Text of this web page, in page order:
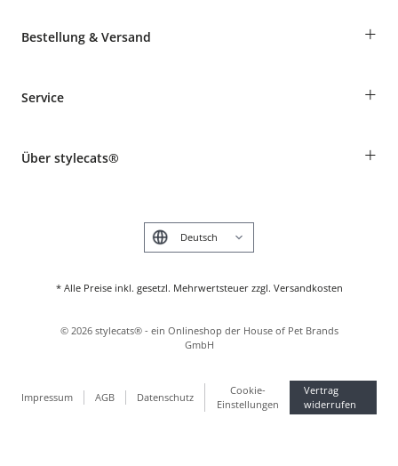
Bestellung & Versand +
Informationen zur Lieferung
Produkte reklamieren und zurücksenden
Service +
Tierkrankenversicherung
Über stylecats® +
* Alle Preise inkl. gesetzl. Mehrwertsteuer zzgl. Versandkosten
English
Impressum AGB Datenschutz
Cookie-
Einstellungen
Vertrag
widerrufen
© 2026 stylecats® - ein Onlineshop der House of Pet Brands
GmbH